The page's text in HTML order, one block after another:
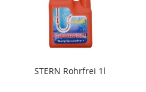
STERN Rohrfrei 1l